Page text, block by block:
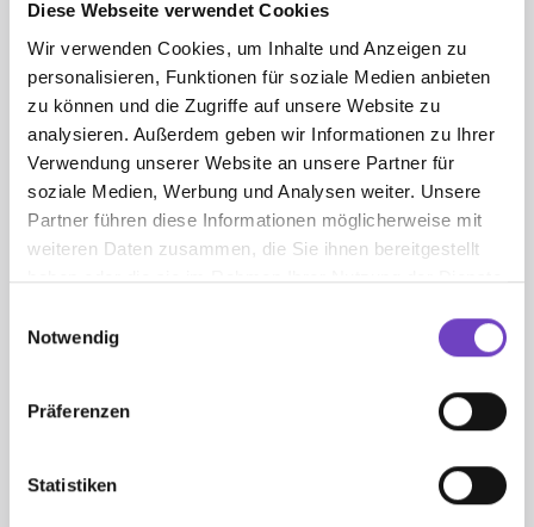
Diese Webseite verwendet Cookies
Wir verwenden Cookies, um Inhalte und Anzeigen zu
personalisieren, Funktionen für soziale Medien anbieten
zu können und die Zugriffe auf unsere Website zu
analysieren. Außerdem geben wir Informationen zu Ihrer
Verwendung unserer Website an unsere Partner für
soziale Medien, Werbung und Analysen weiter. Unsere
Partner führen diese Informationen möglicherweise mit
weiteren Daten zusammen, die Sie ihnen bereitgestellt
haben oder die sie im Rahmen Ihrer Nutzung der Dienste
Notwendig
Präferenzen
Statistiken
Safargasse 4